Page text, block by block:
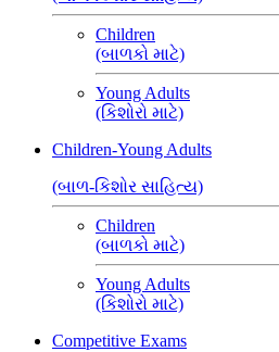
Children
(બાળકો માટે)
Young Adults
(કિશોરો માટે)
Children-Young Adults
(બાળ-કિશોર સાહિત્ય)
Children
(બાળકો માટે)
Young Adults
(કિશોરો માટે)
Competitive Exams